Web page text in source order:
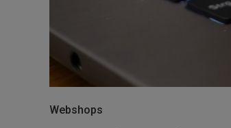
Webshops